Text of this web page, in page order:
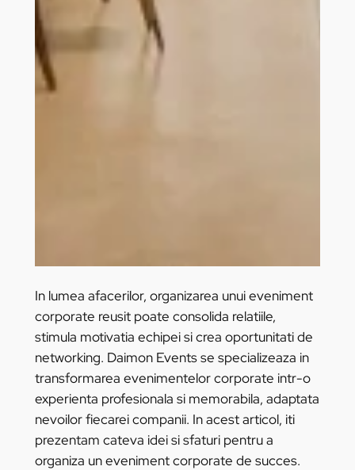
In lumea afacerilor, organizarea unui eveniment
corporate reusit poate consolida relatiile,
stimula motivatia echipei si crea oportunitati de
networking. Daimon Events se specializeaza in
transformarea evenimentelor corporate intr-o
experienta profesionala si memorabila, adaptata
nevoilor fiecarei companii. In acest articol, iti
prezentam cateva idei si sfaturi pentru a
organiza un eveniment corporate de succes.